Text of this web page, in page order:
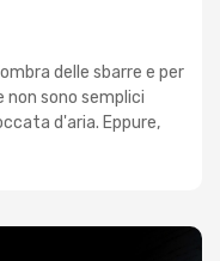
delle sbarre e per
sono semplici
d'aria. Eppure,